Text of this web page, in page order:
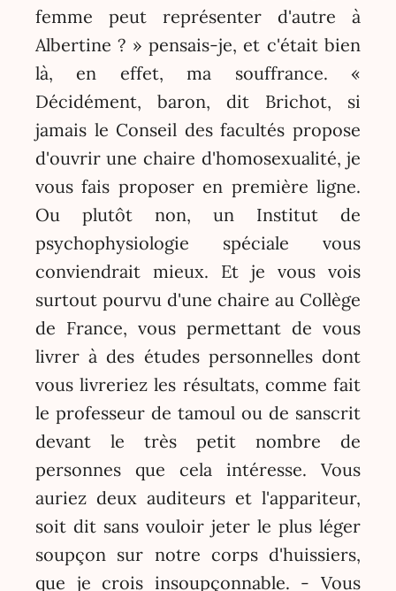
femme peut représenter d'autre à
Albertine ? » pensais-je, et c'était bien
là, en effet, ma souffrance. «
Décidément, baron, dit Brichot, si
jamais le Conseil des facultés propose
d'ouvrir une chaire d'homosexualité, je
vous fais proposer en première ligne.
Ou plutôt non, un Institut de
psychophysiologie spéciale vous
conviendrait mieux. Et je vous vois
surtout pourvu d'une chaire au Collège
de France, vous permettant de vous
livrer à des études personnelles dont
vous livreriez les résultats, comme fait
le professeur de tamoul ou de sanscrit
devant le très petit nombre de
personnes que cela intéresse. Vous
auriez deux auditeurs et l'appariteur,
soit dit sans vouloir jeter le plus léger
soupçon sur notre corps d'huissiers,
que je crois insoupçonnable. - Vous